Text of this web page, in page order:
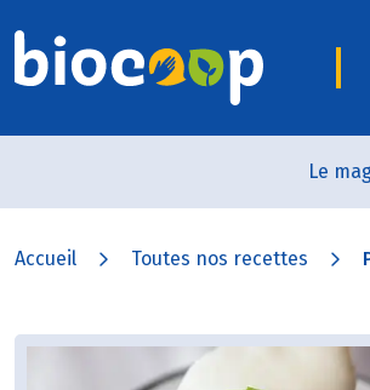
Le
Accueil Toutes nos recettes